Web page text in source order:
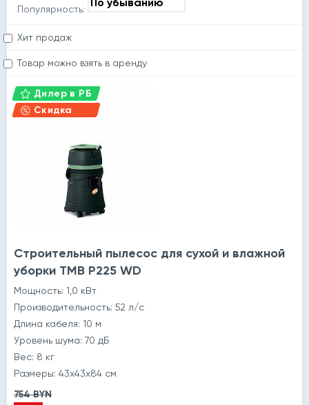
Популярность:
Хит продаж
Товар можно взять в аренду
Дилер в РБ
Скидка
Строительный пылесос для сухой и влажной
уборки TMB P225 WD
Мощность: 1,0 кВт
Производительность: 52 л/с
Длина кабеля: 10 м
Уровень шума: 70 дБ
Вес: 8 кг
Размеры: 43x43x84 см
754 BYN